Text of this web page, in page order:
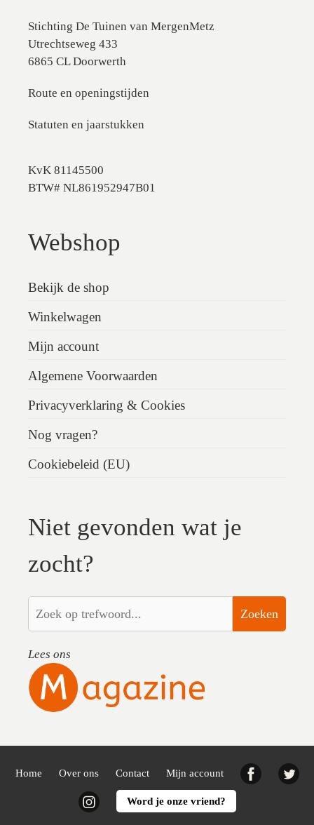
Stichting De Tuinen van MergenMetz
Utrechtseweg 433
6865 CL Doorwerth
Route en openingstijden
Statuten en jaarstukken
KvK 81145500
BTW# NL861952947B01
Webshop
Bekijk de shop
Winkelwagen
Mijn account
Algemene Voorwaarden
Privacyverklaring & Cookies
Nog vragen?
Cookiebeleid (EU)
Niet gevonden wat je
zocht?
Zoeken
Lees ons
Home Over ons Contact Mijn account Facebook
InstagramWord je onze vriend?